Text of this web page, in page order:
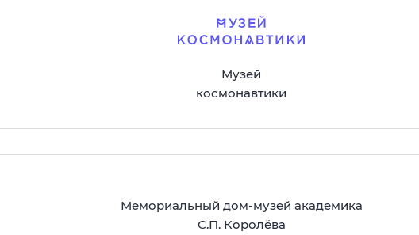
Музей
космонавтики
Мемориальный дом-музей академика
С.П. Королёва